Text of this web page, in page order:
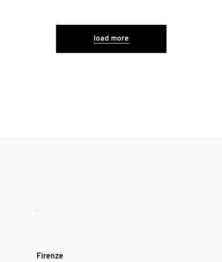
load more
Firenze